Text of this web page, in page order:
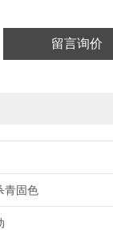
留言询价
青固色